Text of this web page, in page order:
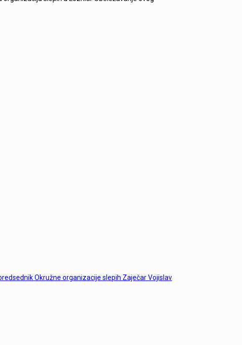
Okružne organizacije slepih Zaječar Vojislav